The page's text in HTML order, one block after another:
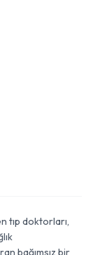
tıp doktorları,
bağımsız bir